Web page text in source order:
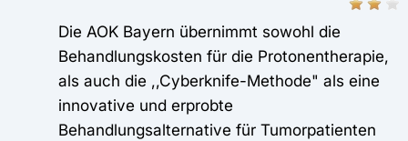
Die AOK Bayern übernimmt sowohl die
Behandlungskosten für die Protonentherapie,
als auch die ,,Cyberknife-Methode" als eine
innovative und erprobte
Behandlungsalternative für Tumorpatienten